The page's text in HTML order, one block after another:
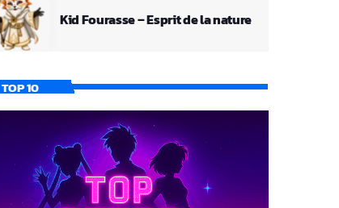
Kid Fourasse – Esprit de la nature
TOP 10